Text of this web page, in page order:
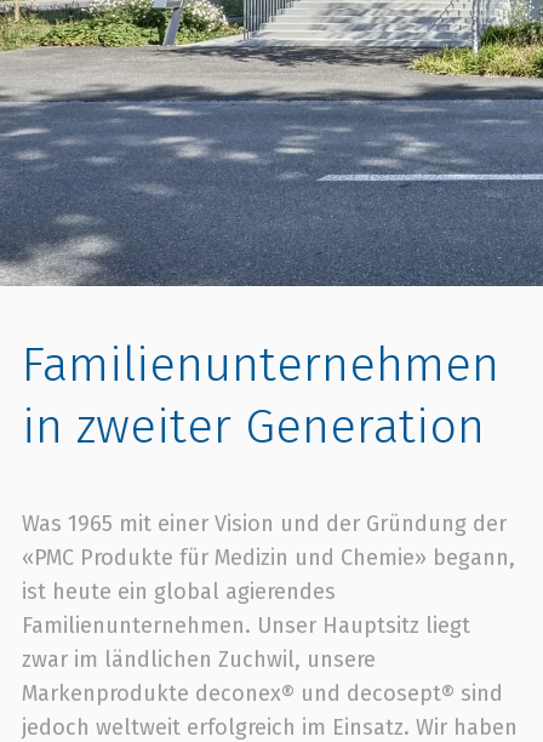
Familien­unternehmen
in zweiter Generation
Was 1965 mit einer Vision und der Gründung der
«PMC Produkte für Medizin und Chemie» begann,
ist heute ein global agierendes
Familienunternehmen. Unser Hauptsitz liegt
zwar im ländlichen Zuchwil, unsere
Markenprodukte deconex® und decosept® sind
jedoch weltweit erfolgreich im Einsatz. Wir haben